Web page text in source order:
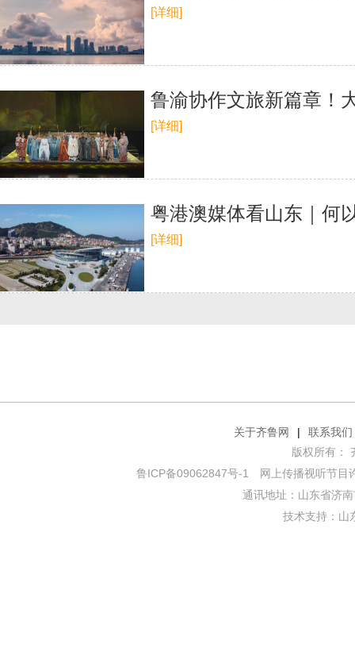
[详细]
鲁渝协作文旅新篇章！
[详细]
粤港澳媒体看山东｜何
[详细]
关于齐鲁网 |
联系我们
版权所有：
鲁ICP备09062847号-1 网上传播视听节目
通讯地址：山东省济
技术支持： 山